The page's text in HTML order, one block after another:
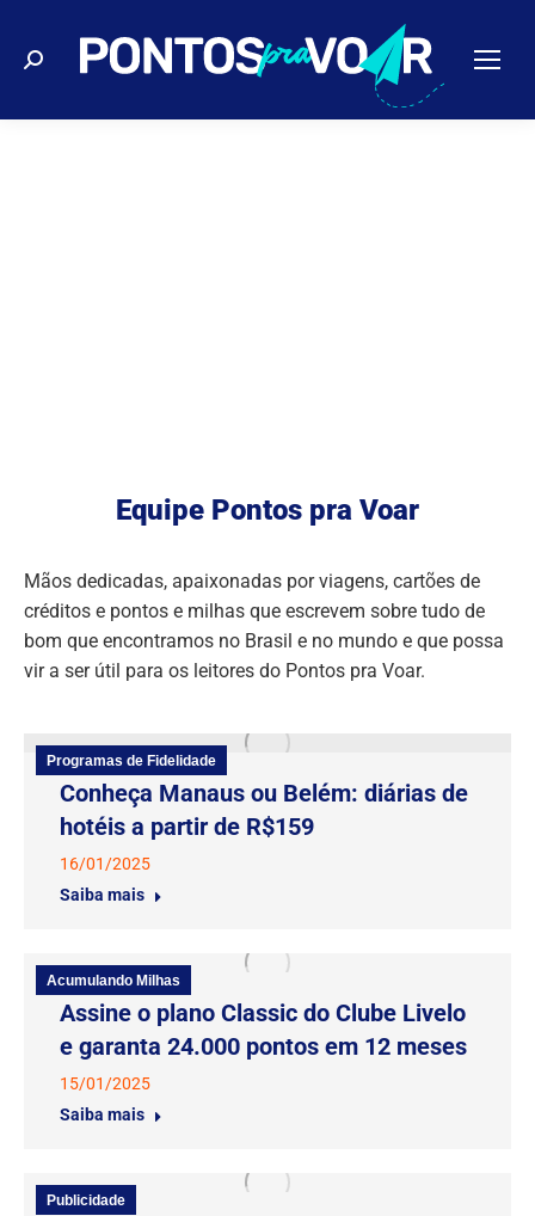
Buscar
Equipe Pontos pra Voar
Mãos dedicadas, apaixonadas por viagens, cartões de
créditos e pontos e milhas que escrevem sobre tudo de
bom que encontramos no Brasil e no mundo e que possa
vir a ser útil para os leitores do Pontos pra Voar.
Programas de Fidelidade
Conheça Manaus ou Belém: diárias de
hotéis a partir de R$159
16/01/2025
Saiba mais
Acumulando Milhas
Assine o plano Classic do Clube Livelo
e garanta 24.000 pontos em 12 meses
15/01/2025
Saiba mais
Publicidade